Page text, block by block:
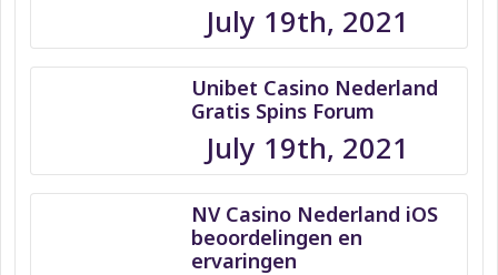
July 19th, 2021
Unibet Casino Nederland
Gratis Spins Forum
July 19th, 2021
NV Casino Nederland iOS
beoordelingen en
ervaringen